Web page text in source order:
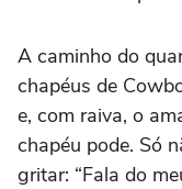
A caminho do
chapéus de
e, com raiva, o
chapéu pode. Só
gritar: “Fala do